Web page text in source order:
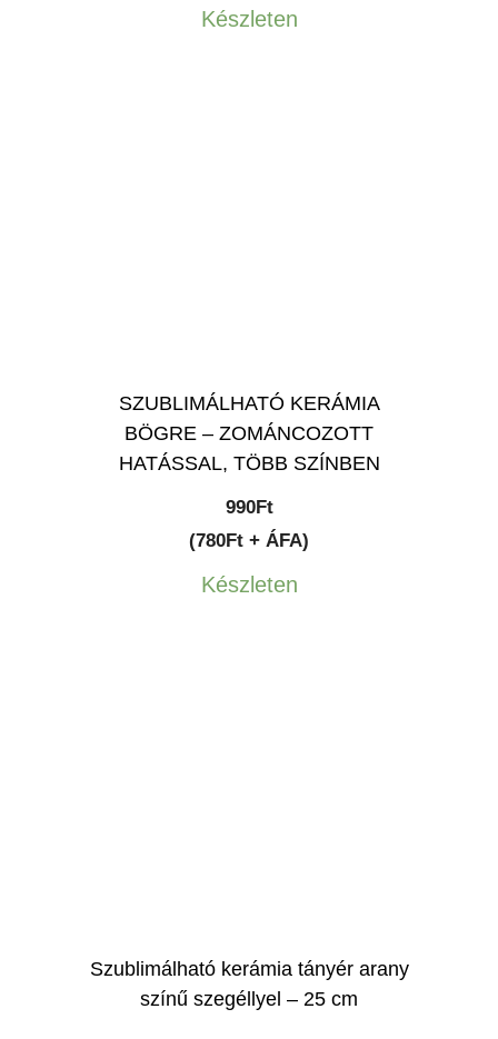
Készleten
SZUBLIMÁLHATÓ KERÁMIA
BÖGRE – ZOMÁNCOZOTT
HATÁSSAL, TÖBB SZÍNBEN
990Ft
(780Ft + ÁFA)
Készleten
Szublimálható kerámia tányér arany
színű szegéllyel – 25 cm